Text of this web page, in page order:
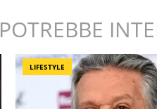
POTREBBE
LIFESTYLE